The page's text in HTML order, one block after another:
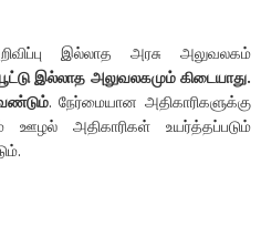
இல்லாத அரசு அலுவலகம்
இல்லாத அலுவலகமும் கிடையாது.
. நேர்மையான அதிகாரிகளுக்கு
ஊழல் அதிகாரிகள் உயர்த்தப்படும்